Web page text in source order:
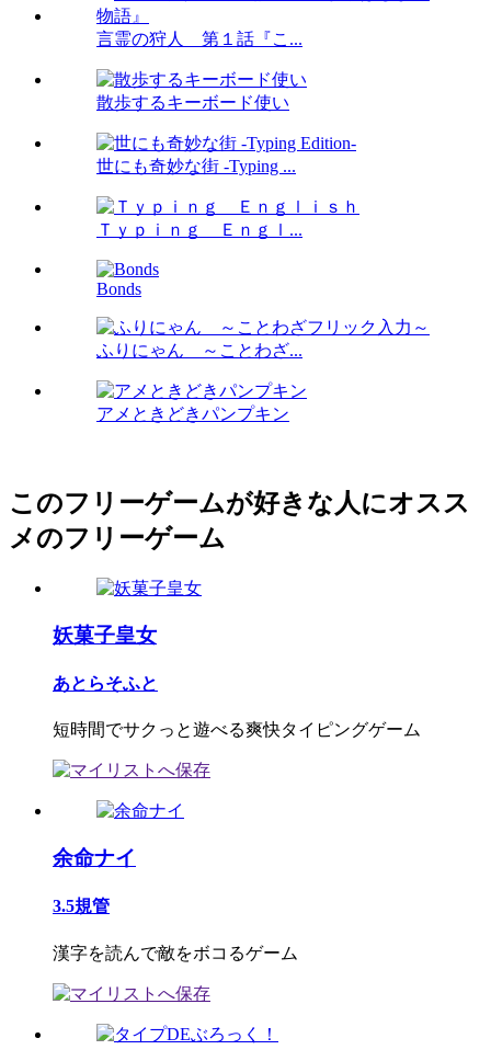
言霊の狩人 第１話『こ...
散歩するキーボード使い
世にも奇妙な街 -Typing ...
Ｔｙｐｉｎｇ Ｅｎｇｌ...
Bonds
ふりにゃん ～ことわざ...
アメときどきパンプキン
このフリーゲームが好きな人にオスス
メのフリーゲーム
妖菓子皇女
あとらそふと
短時間でサクっと遊べる爽快タイピングゲーム
余命ナイ
3.5規管
漢字を読んで敵をボコるゲーム